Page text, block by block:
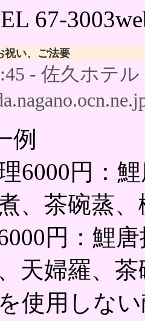
67-
い、ご法要
- 佐久ホテル
例
6000円：
、茶碗蒸
円：鯉
天婦羅、
使用しな